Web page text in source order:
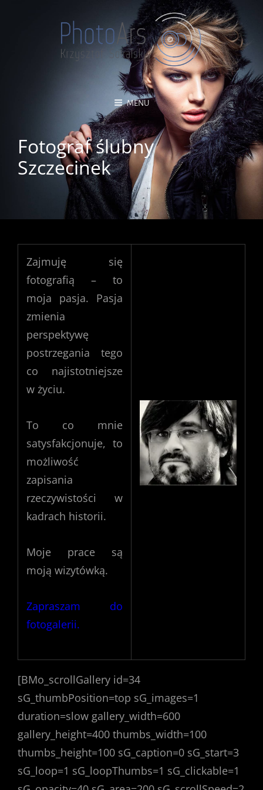
MENU
Fotograf ślubny
Szczecinek
Zajmuję się
fotografią – to
moja pasja. Pasja
zmienia
perspektywę
postrzegania tego
co najistotniejsze
w życiu.
To co mnie
satysfakcjonuje, to
możliwość
zapisania
rzeczywistości w
kadrach historii.
Moje prace są
moją wizytówką.
Zapraszam do
fotogalerii.
[BMo_scrollGallery id=34
sG_thumbPosition=top sG_images=1
duration=slow gallery_width=600
gallery_height=400 thumbs_width=100
thumbs_height=100 sG_caption=0 sG_start=3
sG_loop=1 sG_loopThumbs=1 sG_clickable=1